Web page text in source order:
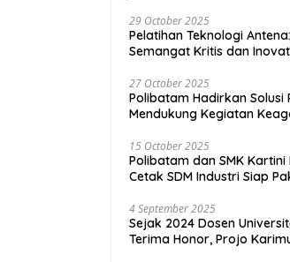
29 October 2025
Pelatihan Teknologi
Semangat Kritis dan
27 October 2025
Polibatam Hadirkan Solusi
Mendukung Kegiatan
15 October 2025
Polibatam dan SMK
Cetak SDM Industri Siap
4 September 2025
Sejak 2024 Dosen
Terima Honor, Projo